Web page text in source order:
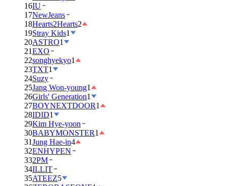
16IU
17NewJeans
18Hearts2Hearts2
19Stray Kids1
20ASTRO1
21EXO
22songhyekyo1
23TXT1
24Suzy
25Jang Won-young1
26Girls' Generation1
27BOYNEXTDOOR1
28IDID1
29Kim Hye-yoon
30BABYMONSTER1
31Jung Hae-in4
32ENHYPEN
332PM
34ILLIT
35ATEEZ5